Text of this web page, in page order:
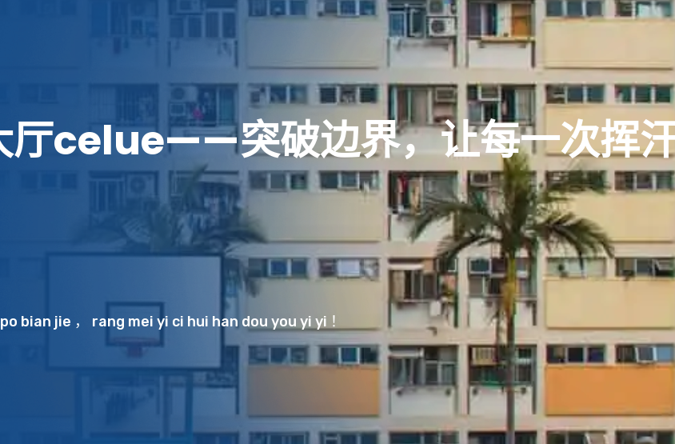
厅celue——突破边界，让每一次挥
jie ， rang mei yi ci hui han dou you yi yi ！